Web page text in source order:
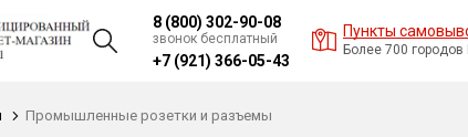
8 (800) 302-90-08
звонок бесплатный
+7 (921) 366-05-43
Пункты
Более 700 городов
Промышленные розетки и разъемы